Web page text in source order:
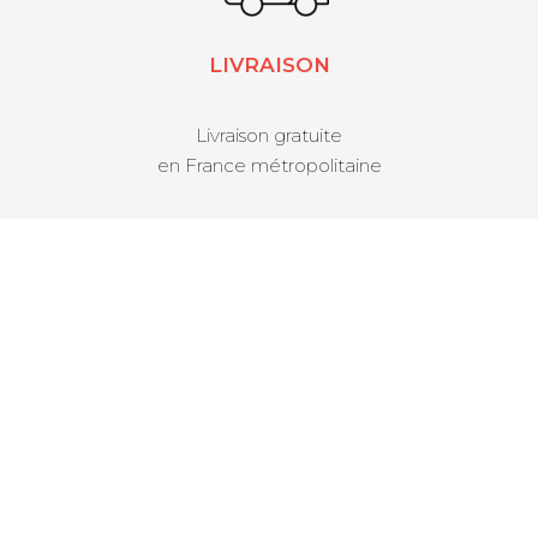
LIVRAISON
Livraison gratuite
en France métropolitaine